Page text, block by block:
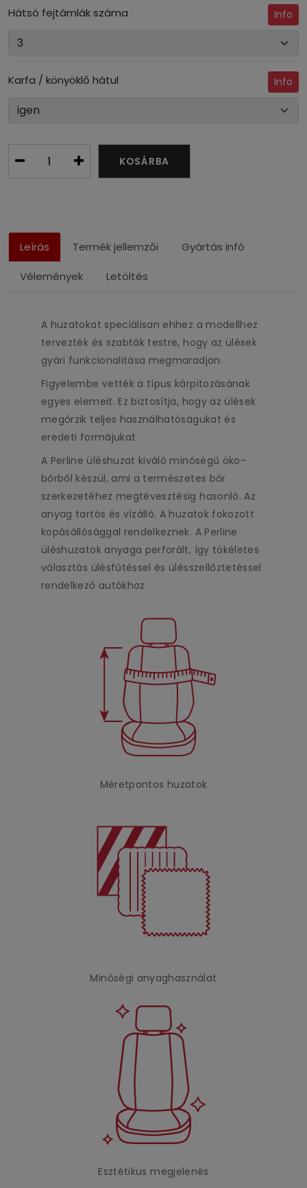
Hátsó fejtámlák száma Info
Karfa / könyöklő hátul Info
KOSÁRBA
Leírás Termék jellemzői Gyártás infó
Vélemények Letöltés
A huzatokat speciálisan ehhez a modellhez
tervezték és szabták testre, hogy az ülések
gyári funkcionalitása megmaradjon.
Figyelembe vették a típus kárpitozásának
egyes elemeit. Ez biztosítja, hogy az ülések
megőrzik teljes használhatóságukat és
eredeti formájukat.
A Perline üléshuzat kiváló minőségű öko-
bőrből készül, ami a természetes bőr
szerkezetéhez megtévesztésig hasonló. Az
anyag tartós és vízálló. A huzatok fokozott
kopásállósággal rendelkeznek. A Perline
üléshuzatok anyaga perforált, így tökéletes
választás ülésfűtéssel és ülésszellőztetéssel
rendelkező autókhoz
Méretpontos huzatok
Minőségi anyaghasználat
Esztétikus megjelenés